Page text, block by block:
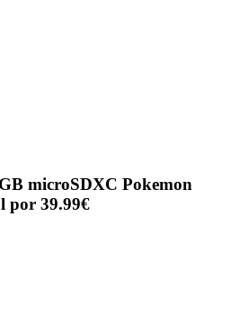
microSDXC Pokemon
por 39.99€